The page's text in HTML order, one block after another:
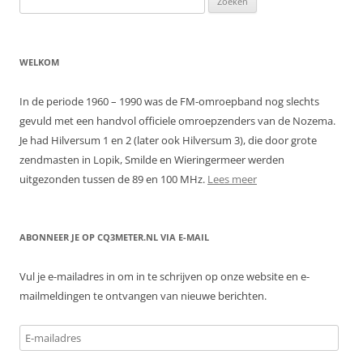
naar:
WELKOM
In de periode 1960 – 1990 was de FM-omroepband nog slechts
gevuld met een handvol officiele omroepzenders van de Nozema.
Je had Hilversum 1 en 2 (later ook Hilversum 3), die door grote
zendmasten in Lopik, Smilde en Wieringermeer werden
uitgezonden tussen de 89 en 100 MHz. Lees meer
ABONNEER JE OP CQ3METER.NL VIA E-MAIL
Vul je e-mailadres in om in te schrijven op onze website en e-
mailmeldingen te ontvangen van nieuwe berichten.
E-
mailadres